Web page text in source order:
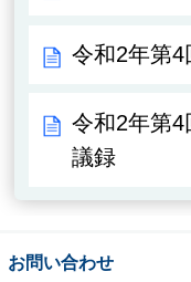
令和2年第
令和2年第
議録
お問い合わせ